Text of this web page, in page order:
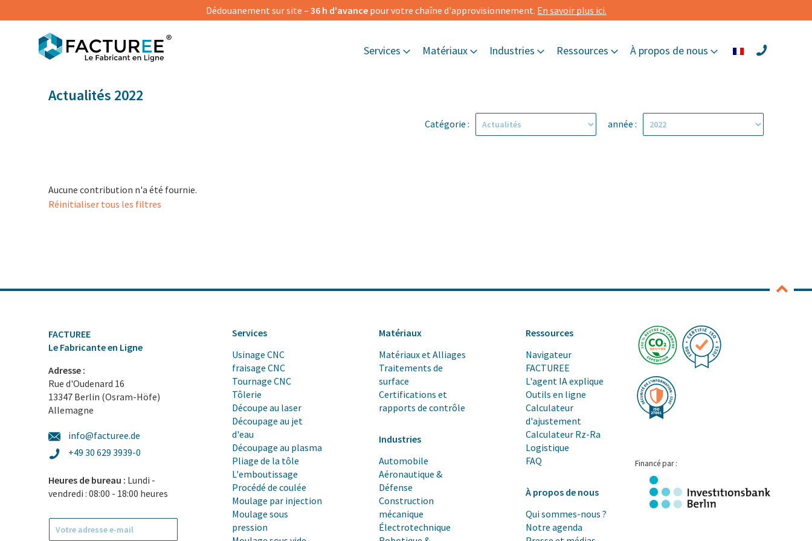
Dédouanement sur site – 36 h d'avance pour votre chaîne d'approvisionnement. En savoir plus ici.
Services Matériaux Industries Ressources À propos de nous
Actualités 2022
Catégorie : année :
Aucune contribution n'a été fournie.
Réinitialiser tous les filtres
FACTUREE
Le Fabricante en Ligne
Adresse :
Rue d'Oudenard 16
13347 Berlin (Osram-Höfe)
Allemagne
info@facturee.de
+49 30 629 3939-0
Heures de bureau : Lundi -
vendredi : 08:00 - 18:00 heures
Services
Usinage CNC
fraisage CNC
Tournage CNC
Tôlerie
Découpe au laser
Découpage au jet
d'eau
Découpage au plasma
Pliage de la tôle
L'emboutissage
Procédé de coulée
Moulage par injection
Moulage sous
pression
Matériaux
Matériaux et Alliages
Traitements de
surface
Certifications et
rapports de contrôle
Industries
Automobile
Aéronautique &
Défense
Construction
mécanique
Électrotechnique
Ressources
Navigateur
FACTUREE
L'agent IA explique
Outils en ligne
Calculateur
d'ajustement
Calculateur Rz-Ra
Logistique
FAQ
À propos de nous
Qui sommes-nous ?
Notre agenda
Financé par :